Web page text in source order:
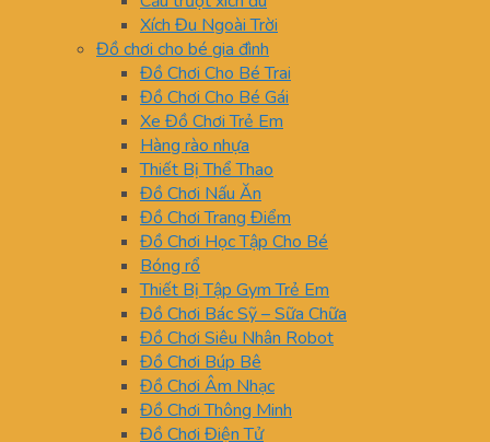
Xích Đu Ngoài Trời
Đồ chơi cho bé gia đình
Đồ Chơi Cho Bé Trai
Đồ Chơi Cho Bé Gái
Xe Đồ Chơi Trẻ Em
Hàng rào nhựa
Thiết Bị Thể Thao
Đồ Chơi Nấu Ăn
Đồ Chơi Trang Điểm
Đồ Chơi Học Tập Cho Bé
Bóng rổ
Thiết Bị Tập Gym Trẻ Em
Đồ Chơi Bác Sỹ – Sữa Chữa
Đồ Chơi Siêu Nhân Robot
Đồ Chơi Búp Bê
Đồ Chơi Âm Nhạc
Đồ Chơi Thông Minh
Đồ Chơi Điện Tử